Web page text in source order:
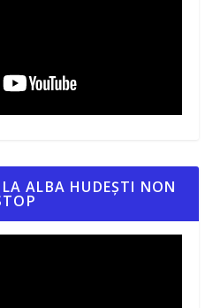
ALBA HUDEȘTI NON